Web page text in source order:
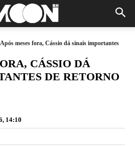
Após meses fora, Cássio dá sinais importantes
CÁSSIO DÁ
DE RETORNO
14:10